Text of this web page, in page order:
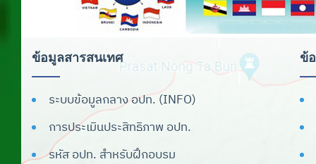
เครื่องหมายราชการของจังหวัด
ระบบสารบรรณ
ระบบสารสนเทศเพื่อการวางแผน
ระบบเบี้ยยังชีพ
ระบบสารสนเทศทางการศึกษาท้องถิ่น
ข้อมูลสารสนเทศ
ระบบข้อมูลกลาง อปท. (INFO)
การประเมินประสิทธิภาพ อปท.
รหัส อปท. สำหรับฝึกอบรม
ข้